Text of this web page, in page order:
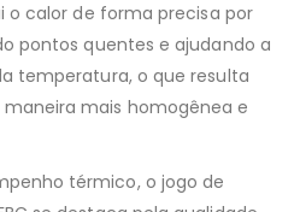
o calor de forma precisa por
pontos quentes e ajudando a
temperatura, o que resulta
mais homogênea e
térmico, o jogo de